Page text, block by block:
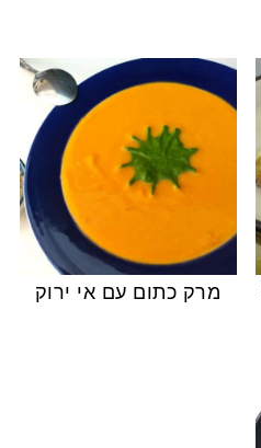
מרק כתום עם אי ירוק